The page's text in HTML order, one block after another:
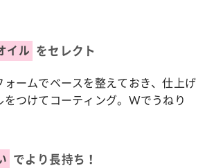
イル をセレクト
ォームでベースを整えておき、仕上げ
をつけてコーティング。Wでうねり
でより長持ち！